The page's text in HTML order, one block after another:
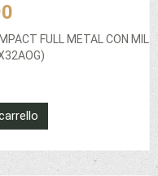
FULL METAL CON MIL